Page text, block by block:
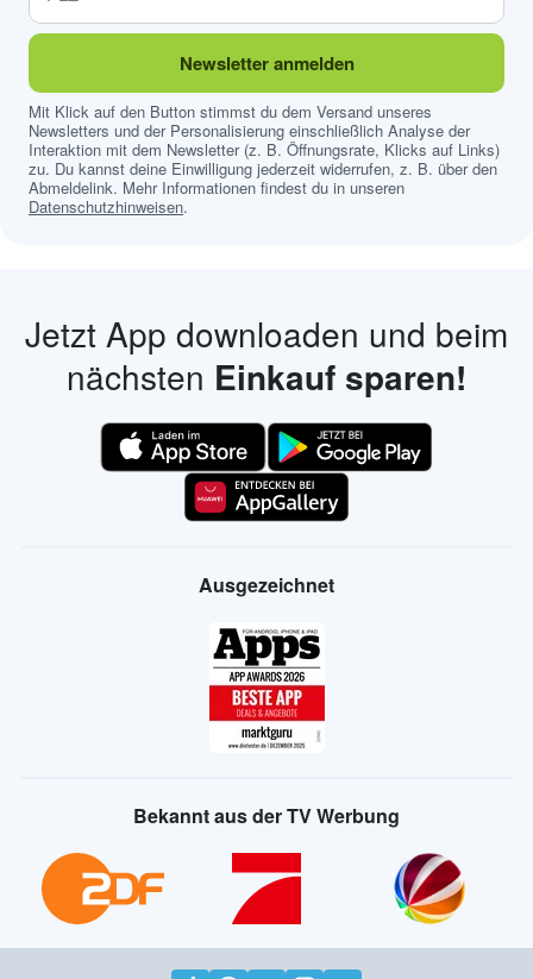
Newsletter anmelden
Mit Klick auf den Button stimmst du dem Versand unseres
Newsletters und der Personalisierung einschließlich Analyse der
Interaktion mit dem Newsletter (z. B. Öffnungsrate, Klicks auf Links)
zu. Du kannst deine Einwilligung jederzeit widerrufen, z. B. über den
Abmeldelink. Mehr Informationen findest du in unseren
Datenschutzhinweisen.
Jetzt App downloaden und beim
nächsten Einkauf sparen!
Ausgezeichnet
Bekannt aus der TV Werbung